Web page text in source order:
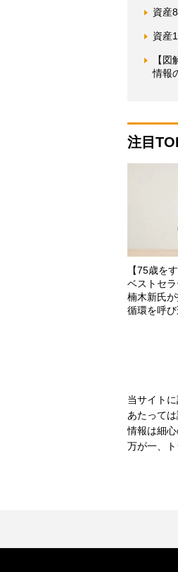
資産
資産
【
情報
注目
【75歳を
ベストセ
楠木新氏
循環を呼
当サイト
あたって
情報は細
万が一、